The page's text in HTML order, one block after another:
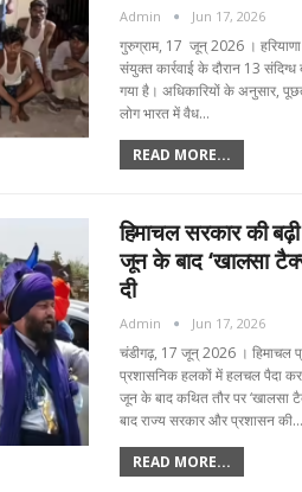
Admin Jun 17, 2026
गुरुग्राम, 17 जून्‌ 2026 ।
संयुक्त कार्रवाई के दौरान 13 संदिग्ध
गया है। अधिकारियों के अनुसार,
लोग भारत में वैध…
READ MORE...
हिमाचल सरकार की
जून के बाद ‘खालसा
दी
Admin Jun 17, 2026
चंडीगढ़, 17 जून्‌ 2026 । हिमाचल
प्रशासनिक हलकों में हलचल पैदा कर
जून के बाद कथित तौर पर ‘खालसा
बाद राज्य सरकार और प्रशासन की…
READ MORE...